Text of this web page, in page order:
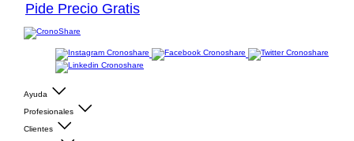
Pide Precio Gratis
Ayuda
Profesionales
Clientes